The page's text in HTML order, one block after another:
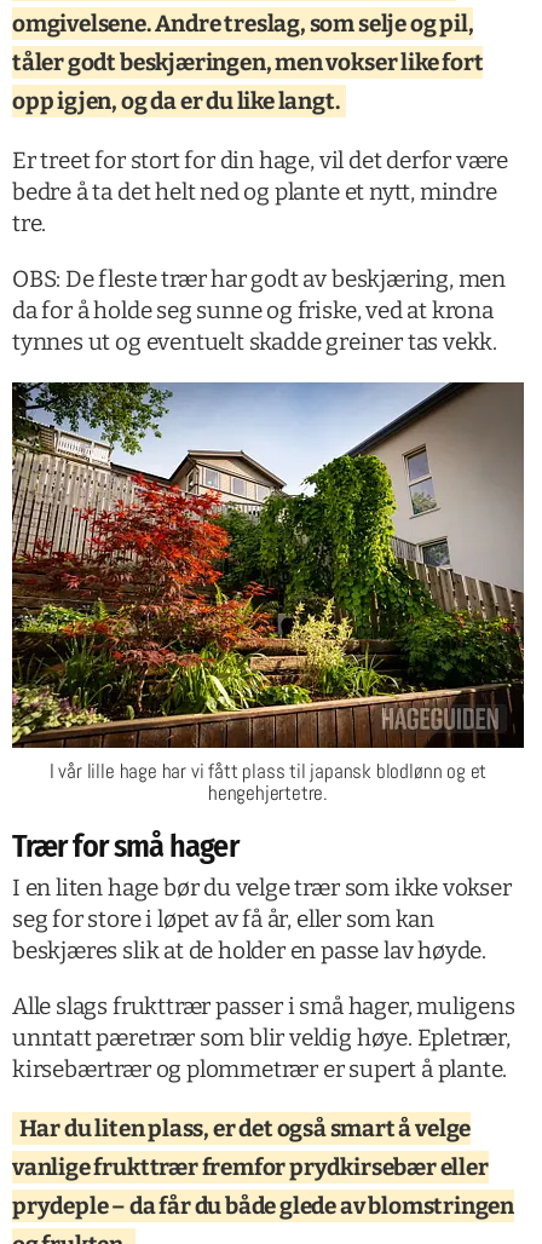
omgivelsene. Andre treslag, som selje og pil,
tåler godt beskjæringen, men vokser like fort
opp igjen, og da er du like langt.
Er treet for stort for din hage, vil det derfor være
bedre å ta det helt ned og plante et nytt, mindre
tre.
OBS: De fleste trær har godt av beskjæring, men
da for å holde seg sunne og friske, ved at krona
tynnes ut og eventuelt skadde greiner tas vekk.
I vår lille hage har vi fått plass til japansk blodlønn og et
hengehjertetre.
Trær for små hager
I en liten hage bør du velge trær som ikke vokser
seg for store i løpet av få år, eller som kan
beskjæres slik at de holder en passe lav høyde.
Alle slags frukttrær passer i små hager, muligens
unntatt pæretrær som blir veldig høye. Epletrær,
kirsebærtrær og plommetrær er supert å plante.
Har du liten plass, er det også smart å velge
vanlige frukttrær fremfor prydkirsebær eller
prydeple – da får du både glede av blomstringen